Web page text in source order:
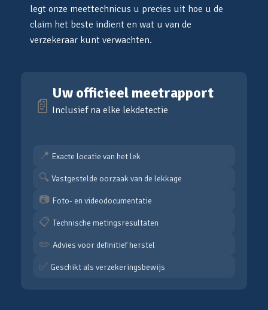
legt onze meettechnicus u precies uit hoe u de
claim het beste indient en wat u van de
verzekeraar kunt verwachten.
📄
Uw officieel meetrapport
Inclusief na elke lekdetectie
📍 Exacte locatie van het lek
🔍 Vastgestelde oorzaak van de lekkage
📷 Foto- en videodocumentatie
📋 Technische metingsresultaten
✏️ Advies voor definitief herstel
✅ Geschikt als verzekeringsbewijs